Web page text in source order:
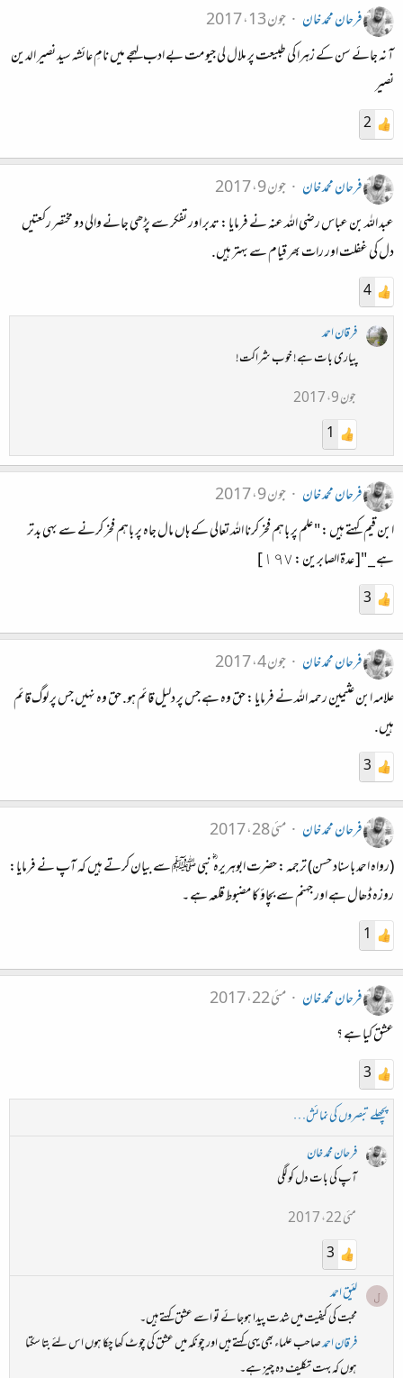
فرحان محمد خان
جون 13، 2017
آ نہ جائے سن کے زہرا کی طبیعت پر ملال لی جیو مت بے ادب لہجے میں نامِ عائشہ سید نصیر الدین
نصیر
2
فرحان محمد خان
جون 9، 2017
عبد الله بن عباس رضی الله عنه نے فرمایا : تدبر اور تفکر سے پڑھی جانے والی دو مختصر رکعتیں
دل کی غفلت اور رات بھر قیام سے بہتر ہیں.
4
فرقان احمد
پیاری بات ہے! خوب شراکت!
جون 9، 2017
1
فرحان محمد خان
جون 9، 2017
ابن قیم کهتے هیں : " علم پر باهم فخر کرنا الله تعالی کے هاں مال جاه پر باهم فخر کرنے سے بهی بدتر
هے _ "[ عدة الصابرين : ١٩٧ ]
3
فرحان محمد خان
جون 4، 2017
علامہ ابن عثيمين رحمہ اللہ نے فرمایا : حق وہ ہے جس پر دلیل قائم ہو. حق وہ نہیں جس پر لوگ قائم
ہیں.
3
فرحان محمد خان
مئی 28، 2017
(رواہ احمد باسناد حسن) ترجمہ : حضرت ابوہریرہ ؓ نبی ﷺ سے بیان کرتے ہیں کہ آپ نے فرمایا:
روزہ ڈھال ہے اور جہنم سے بچاؤ کا مضبوط قلعہ ہے ۔
1
فرحان محمد خان
مئی 22، 2017
عشق کیا ہے ؟
3
پچھلے تبصروں کی نمائش…
فرحان محمد خان
آپ کی بات دل کو لگی
مئی 22، 2017
3
ل
لئیق احمد
محبت کی کیفیت میں شدت پیدا ہوجائے تو اسے عشق کہتے ہیں۔
فرقان احمدصاحب علماء بھی یہی کہتے ہیں اور چونکہ میں عشق کی چوٹ کھا چکا ہوں اس لئے بتا سکتا
ہوں کہ بہت تکلیف دہ چیز ہے۔